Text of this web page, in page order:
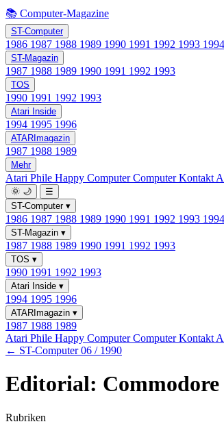
📚 Computer-Magazine
ST-Computer
1986 1987 1988 1989 1990 1991 1992 1993 1994
ST-Magazin
1987 1988 1989 1990 1991 1992 1993
TOS
1990 1991 1992 1993
Atari Inside
1994 1995 1996
ATARImagazin
1987 1988 1989
Mehr
Atari Phile Happy ComputerComputer Kontakt
🌞 🌙
☰
ST-Computer ▾
1986 1987 1988 1989 1990 1991 1992 1993 1994
ST-Magazin ▾
1987 1988 1989 1990 1991 1992 1993
TOS ▾
1990 1991 1992 1993
Atari Inside ▾
1994 1995 1996
ATARImagazin ▾
1987 1988 1989
Atari Phile Happy ComputerComputer Kontakt
← ST-Computer 06 / 1990
Editorial:
Rubriken